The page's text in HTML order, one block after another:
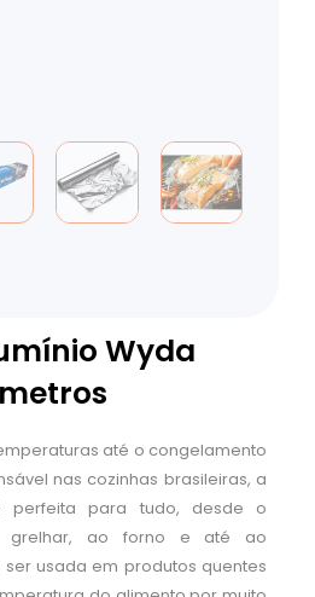
Wyda
até o congelamento
nas cozinhas brasileiras, a
perfeita para tudo, desde o
grelhar, ao forno e até ao
usada em produtos quentes